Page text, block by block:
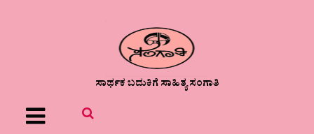
ಸಾರ್ಥಕ ಬದುಕಿಗೆ ಸಾಹಿತ್ಯ ಸಂಗಾತಿ
Menu